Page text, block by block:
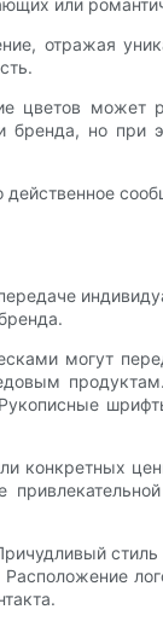
или
отражая
цветов может
но при
могут
конкретных